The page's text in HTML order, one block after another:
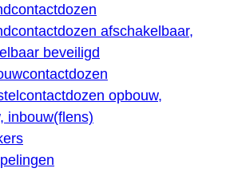
afschakelbaar,
beveiligd
opbouw,
inbouw(flens)